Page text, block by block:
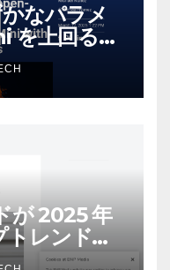
なパラメ
を上回る新
デルをリ
が 2025 年
レンドに |